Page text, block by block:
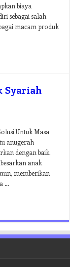
biaya
sebagai salah
macam produk
Syariah
Untuk Masa
anugerah
dengan baik.
anak
memberikan
…